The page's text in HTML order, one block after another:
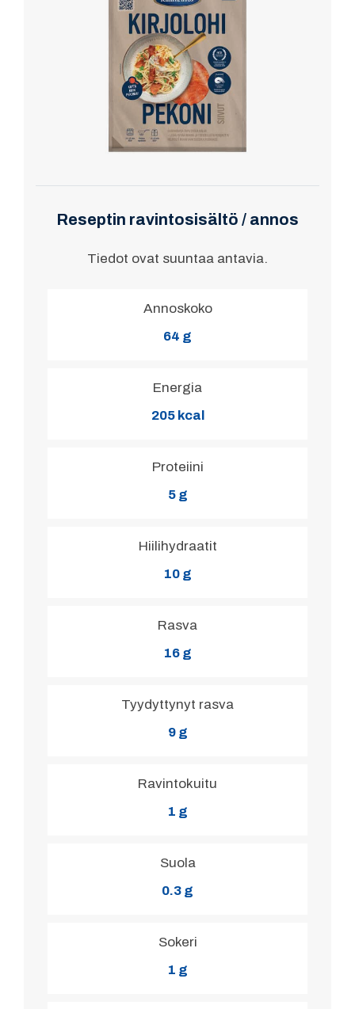
Reseptin ravintosisältö / annos
Tiedot ovat suuntaa antavia.
Annoskoko
64 g
Energia
205 kcal
Proteiini
5 g
Hiilihydraatit
10 g
Rasva
16 g
Tyydyttynyt rasva
9 g
Ravintokuitu
1 g
Suola
0.3 g
Sokeri
1 g